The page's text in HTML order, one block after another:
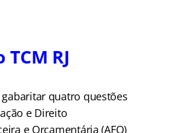
RJ
quatro questões
e Direito
e Orçamentária (AFO)